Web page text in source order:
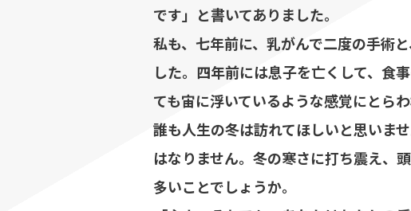
です」と書いてありました。
私も、七年前に、乳がんで二度の手術
した。四年前には息子を亡くして、食
ても宙に浮いているような感覚にとら
誰も人生の冬は訪れてほしいと思いま
はなりません。冬の寒さに打ち震え、
多いことでしょうか。